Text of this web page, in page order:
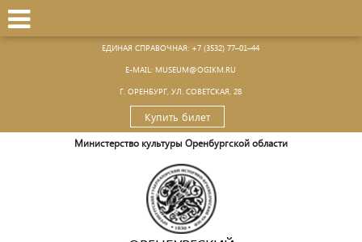
ЕДИНАЯ СПРАВОЧНАЯ: +7 (3532) 77–01–44
Е-MAIL: MUSEUM@OGIKM.RU
Г. ОРЕНБУРГ, УЛ. СОВЕТСКАЯ, 28
Купить билет
Министерство культуры Оренбургской области